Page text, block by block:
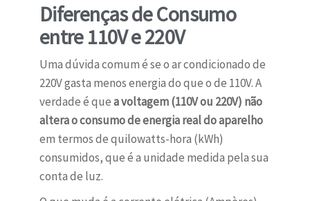
Diferenças de Consumo
entre 110V e 220V
Uma dúvida comum é se o ar condicionado de
220V gasta menos energia do que o de 110V. A
verdade é quea voltagem (110V ou 220V) não
altera o consumo de energia real do aparelho
em termos de quilowatts-hora (kWh)
consumidos, que é a unidade medida pela sua
conta de luz.